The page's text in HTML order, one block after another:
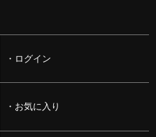
ログイン
お気に入り